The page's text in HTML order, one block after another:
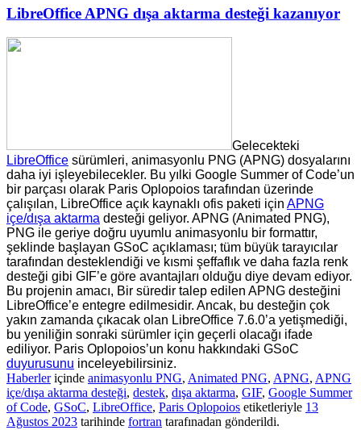
LibreOffice APNG dışa aktarma desteği kazanıyor
Gelecekteki
LibreOffice sürümleri, animasyonlu PNG (APNG) dosyalarını
daha iyi işleyebilecekler. Bu yılki Google Summer of Code’un
bir parçası olarak Paris Oplopoios tarafından üzerinde
çalışılan, LibreOffice açık kaynaklı ofis paketi için APNG
içe/dışa aktarma desteği geliyor. APNG (Animated PNG),
PNG ile geriye doğru uyumlu animasyonlu bir formattır,
şeklinde başlayan GSoC açıklaması; tüm büyük tarayıcılar
tarafından desteklendiği ve kısmi şeffaflık ve daha fazla renk
desteği gibi GIF’e göre avantajları olduğu diye devam ediyor.
Bu projenin amacı, Bir süredir talep edilen APNG desteğini
LibreOffice’e entegre edilmesidir. Ancak, bu desteğin çok
yakın zamanda çıkacak olan LibreOffice 7.6.0’a yetişmediği,
bu yeniliğin sonraki sürümler için geçerli olacağı ifade
ediliyor. Paris Oplopoios’un konu hakkındaki GSoC
duyurusunu inceleyebilirsiniz.
Haberleriçinde animasyonlu PNG, Animated PNG, APNG, APNG
içe/dışa aktarma desteği, destek, dışa aktarma, GIF, Google Summer
of Code, GSoC, LibreOffice, Paris Oplopoios etiketleriyle 13
Ağustos 2023 tarihinde fortran tarafınadan gönderildi.